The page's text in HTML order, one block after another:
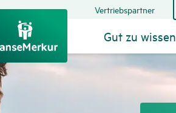
Vertriebspartner
Gut zu wissen